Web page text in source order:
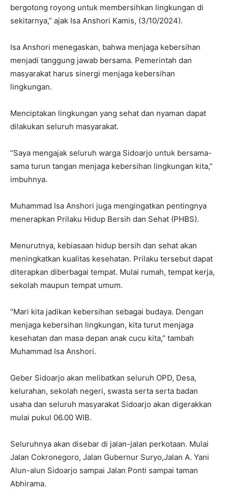
bergotong royong untuk membersihkan lingkungan di
sekitarnya,” ajak Isa Anshori Kamis, (3/10/2024).
Isa Anshori menegaskan, bahwa menjaga kebersihan
menjadi tanggung jawab bersama. Pemerintah dan
masyarakat harus sinergi menjaga kebersihan
lingkungan.
Menciptakan lingkungan yang sehat dan nyaman dapat
dilakukan seluruh masyarakat.
“Saya mengajak seluruh warga Sidoarjo untuk bersama-
sama turun tangan menjaga kebersihan lingkungan kita,”
imbuhnya.
Muhammad Isa Anshori juga mengingatkan pentingnya
menerapkan Prilaku Hidup Bersih dan Sehat (PHBS).
Menurutnya, kebiasaan hidup bersih dan sehat akan
meningkatkan kualitas kesehatan. Prilaku tersebut dapat
diterapkan diberbagai tempat. Mulai rumah, tempat kerja,
sekolah maupun tempat umum.
“Mari kita jadikan kebersihan sebagai budaya. Dengan
menjaga kebersihan lingkungan, kita turut menjaga
kesehatan dan masa depan anak cucu kita,” tambah
Muhammad Isa Anshori.
Geber Sidoarjo akan melibatkan seluruh OPD, Desa,
kelurahan, sekolah negeri, swasta serta serta badan
usaha dan seluruh masyarakat Sidoarjo akan digerakkan
mulai pukul 06.00 WIB.
Seluruhnya akan disebar di jalan-jalan perkotaan. Mulai
Jalan Cokronegoro, Jalan Gubernur Suryo,Jalan A. Yani
Alun-alun Sidoarjo sampai Jalan Ponti sampai taman
Abhirama.